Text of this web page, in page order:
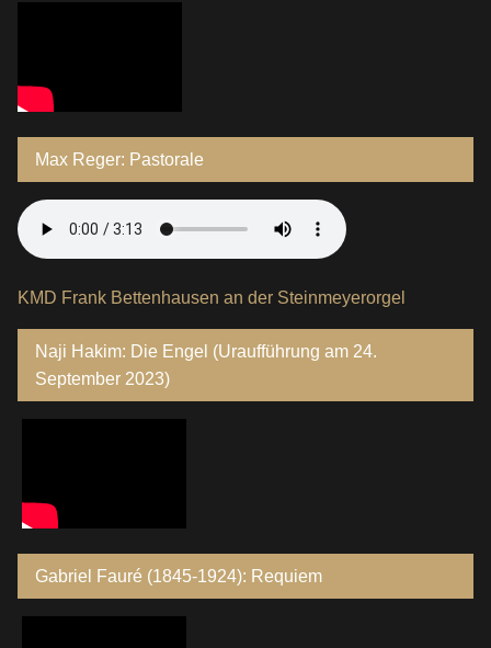
Max Reger: Pastorale
KMD Frank Bettenhausen an der Steinmeyerorgel
Naji Hakim: Die Engel (Uraufführung am 24.
September 2023)
Gabriel Fauré (1845-1924): Requiem